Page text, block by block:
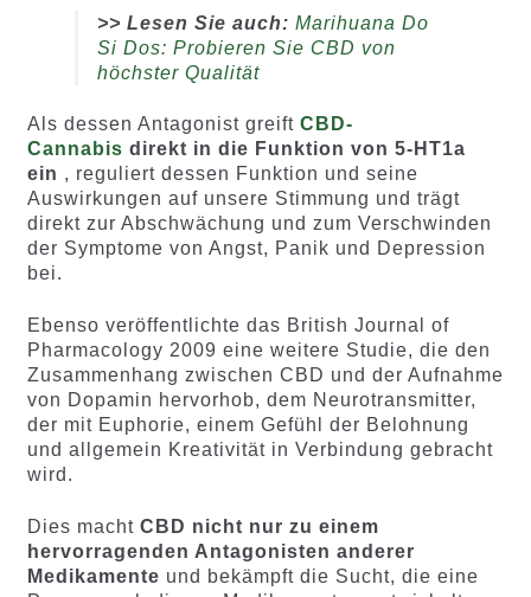
>> Lesen Sie auch: Marihuana Do
Si Dos: Probieren Sie CBD von
höchster Qualität
Als dessen Antagonist greift CBD-
Cannabis direkt in die Funktion von 5-HT1a
ein , reguliert dessen Funktion und seine
Auswirkungen auf unsere Stimmung und trägt
direkt zur Abschwächung und zum Verschwinden
der Symptome von Angst, Panik und Depression
bei.
Ebenso veröffentlichte das British Journal of
Pharmacology 2009 eine weitere Studie, die den
Zusammenhang zwischen CBD und der Aufnahme
von Dopamin hervorhob, dem Neurotransmitter,
der mit Euphorie, einem Gefühl der Belohnung
und allgemein Kreativität in Verbindung gebracht
wird.
Dies macht CBD nicht nur zu einem
hervorragenden Antagonisten anderer
Medikamente und bekämpft die Sucht, die eine